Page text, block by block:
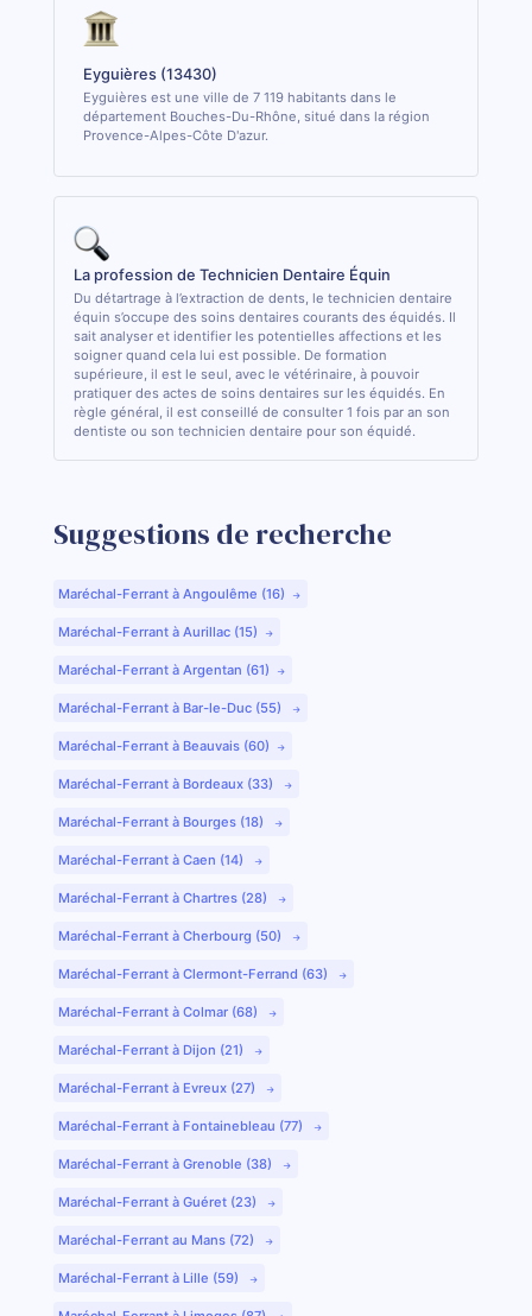
Eyguières (13430)
Eyguières est une ville de 7 119 habitants dans le
département Bouches-Du-Rhône, situé dans la région
Provence-Alpes-Côte D'azur.
La profession de Technicien Dentaire Équin
Du détartrage à l’extraction de dents, le technicien dentaire
équin s’occupe des soins dentaires courants des équidés. Il
sait analyser et identifier les potentielles affections et les
soigner quand cela lui est possible. De formation
supérieure, il est le seul, avec le vétérinaire, à pouvoir
pratiquer des actes de soins dentaires sur les équidés. En
règle général, il est conseillé de consulter 1 fois par an son
dentiste ou son technicien dentaire pour son équidé.
Suggestions de recherche
Maréchal-Ferrant à Angoulême (16)
Maréchal-Ferrant à Aurillac (15)
Maréchal-Ferrant à Argentan (61)
Maréchal-Ferrant à Bar-le-Duc (55)
Maréchal-Ferrant à Beauvais (60)
Maréchal-Ferrant à Bordeaux (33)
Maréchal-Ferrant à Bourges (18)
Maréchal-Ferrant à Caen (14)
Maréchal-Ferrant à Chartres (28)
Maréchal-Ferrant à Cherbourg (50)
Maréchal-Ferrant à Clermont-Ferrand (63)
Maréchal-Ferrant à Colmar (68)
Maréchal-Ferrant à Dijon (21)
Maréchal-Ferrant à Evreux (27)
Maréchal-Ferrant à Fontainebleau (77)
Maréchal-Ferrant à Grenoble (38)
Maréchal-Ferrant à Guéret (23)
Maréchal-Ferrant au Mans (72)
Maréchal-Ferrant à Lille (59)